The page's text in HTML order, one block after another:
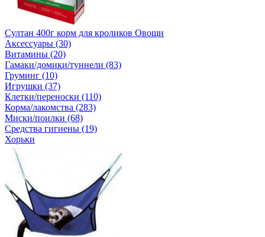
Султан 400г корм для кроликов Овощи
Аксессуары (30)
Витамины (20)
Гамаки/домики/туннели (83)
Груминг (10)
Игрушки (37)
Клетки/переноски (110)
Корма/лакомства (283)
Миски/поилки (68)
Средства гигиены (19)
Хорьки